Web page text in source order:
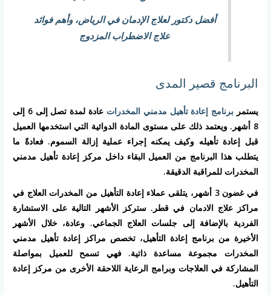
أفضل دكتور لعلاج الإدمان في الرياض، وأهم فوائد
علاج الاضطراب المزدوج
البرنامج قصير المدى
يستمر برنامج إعادة تأهيل مدمني المخدرات
عادة لمدة تصل إلى 6 إلى
8 أشهر. ويعتمد ذلك على مستوى المادة الدوائية التي استخدمها العميل
قبل إعادة تأهيله وكيف يمكنه إجراء عملية إزالة السموم. فعادةً ما
يتطلب هذا البرنامج من العميل البقاء داخل مركز إعادة تأهيل مدمني
المخدرات للمراقبة الدقيقة.
في غضون 3 أشهر، يتلقى عملاء إعادة التأهيل من المخدرات العلاج في
مراكز علاج الادمان في قطر. ستركز الأشهر التالية على الاستشارة
الفردية بالإضافة إلى جلسات العلاج الجماعي. وعادة، خلال الأشهر
الأخيرة من برنامج إعادة التأهيل، تخصص مراكز إعادة تأهيل مدمني
المخدرات مجموعة مساعدة ذاتية. فهي تسمح للعميل بمواصلة
المشاركة في العلاجات وبرامج الرعاية اللاحقة الأخرى من مركز إعادة
التأهيل.